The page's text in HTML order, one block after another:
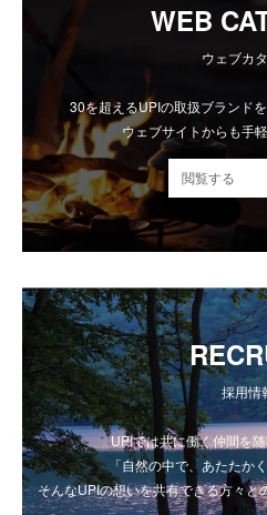
WEB
ウェブカ
30を超えるUPIの取扱ブランド
ウェブサイトからも手
閲覧する
採用情
UPIでは共に働く仲間を
「自然の中で、あたたか
そんなUPIの想いを共有できる方々と